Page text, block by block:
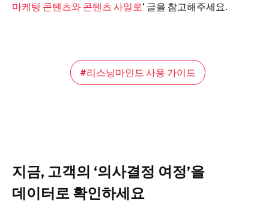
마케팅 콘텐츠와 콘텐츠 사일로‘ 글을 참고해주세요.
리스닝마인드 사용 가이드
지금, 고객의 ‘의사결정 여정’을
데이터로 확인하세요